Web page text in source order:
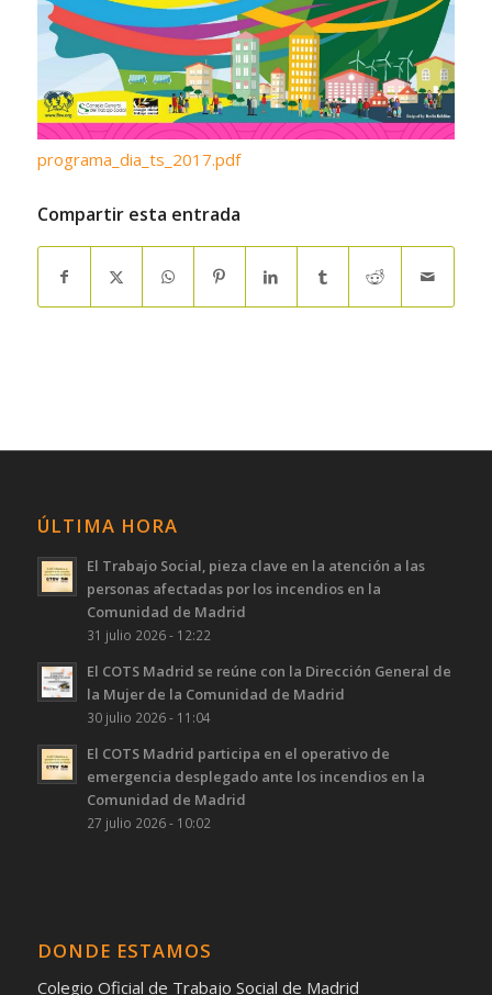
programa_dia_ts_2017.pdf
Compartir esta entrada
ÚLTIMA HORA
El Trabajo Social, pieza clave en la atención a las
personas afectadas por los incendios en la
Comunidad de Madrid
31 julio 2026 - 12:22
El COTS Madrid se reúne con la Dirección General de
la Mujer de la Comunidad de Madrid
30 julio 2026 - 11:04
El COTS Madrid participa en el operativo de
emergencia desplegado ante los incendios en la
Comunidad de Madrid
27 julio 2026 - 10:02
DONDE ESTAMOS
Colegio Oficial de Trabajo Social de Madrid